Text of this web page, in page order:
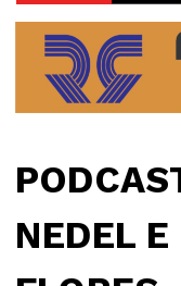
NEDEL